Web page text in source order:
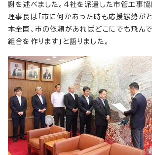
謝を述べました。4社を派遣した市管工事
理事長は「市に何かあった時も応援態勢がと
本全国、市の依頼があればどこにでも飛ん
組合を作ります」と語りました。